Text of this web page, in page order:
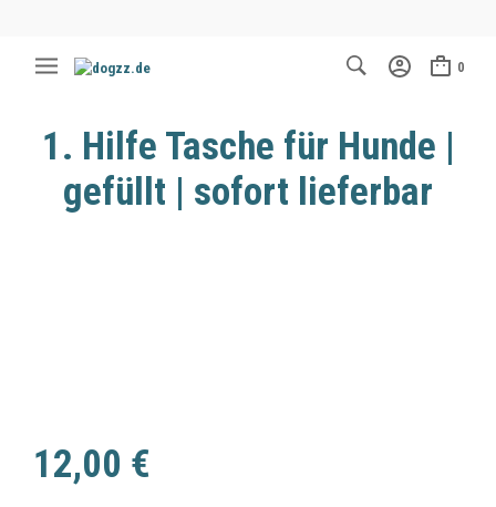
0
1. Hilfe Tasche für Hunde |
gefüllt | sofort lieferbar
12,00 €